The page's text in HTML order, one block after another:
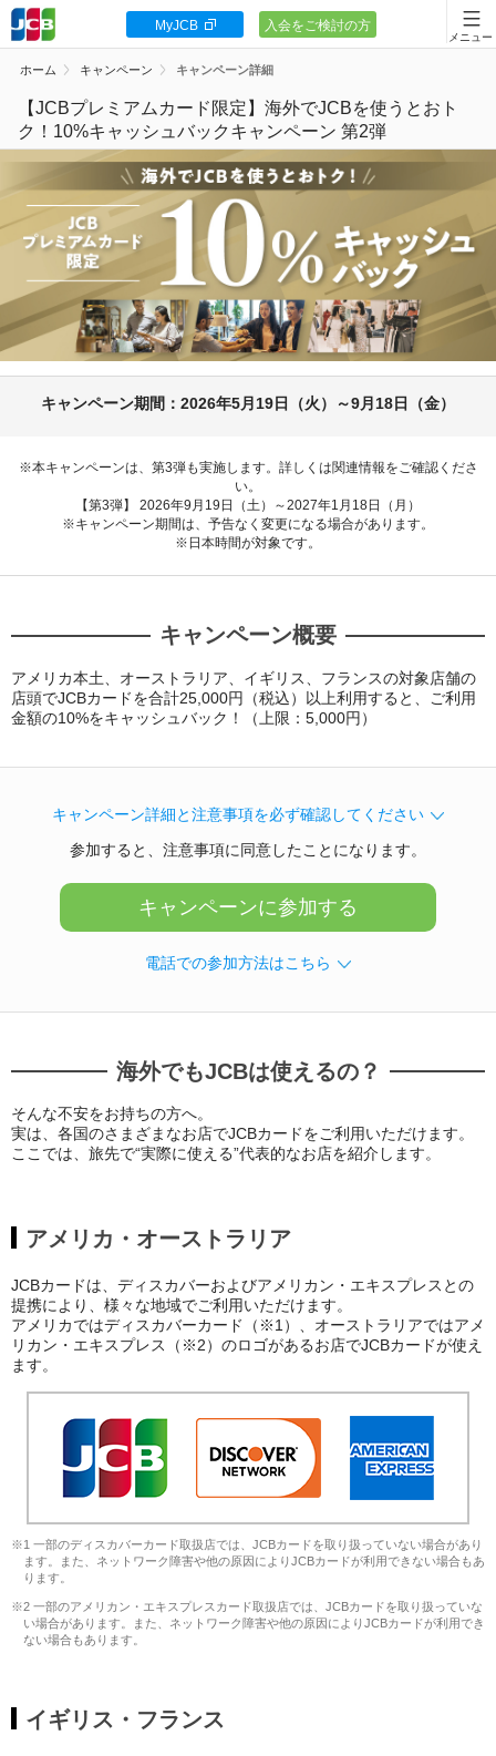
会員向け情報
JCBカードの基本
キャンペーン
ポイント・優待
安全・安心
お客様サポート
ギフトカードなど
入会をご検討の方
MyJCB
ホーム キャンペーン キャンペーン詳細
【JCBプレミアムカード限定】海外でJCBを使うとおト
ク！10%キャッシュバックキャンペーン 第2弾
キャンペーン期間：2026年5月19日（火）～9月18日（金）
※本キャンペーンは、第3弾も実施します。詳しくは関連情報をご確認くださ
い。
【第3弾】 2026年9月19日（土）～2027年1月18日（月）
※キャンペーン期間は、予告なく変更になる場合があります。
※日本時間が対象です。
キャンペーン概要
アメリカ本土、オーストラリア、イギリス、フランスの対象店舗の
店頭でJCBカードを合計25,000円（税込）以上利用すると、ご利用
金額の10%をキャッシュバック！（上限：5,000円）
キャンペーン詳細と注意事項を必ず確認してください
参加すると、注意事項に同意したことになります。
キャンペーンに参加する
電話での参加方法はこちら
海外でもJCBは使えるの？
そんな不安をお持ちの方へ。
実は、各国のさまざまなお店でJCBカードをご利用いただけます。
ここでは、旅先で“実際に使える”代表的なお店を紹介します。
アメリカ・オーストラリア
JCBカードは、ディスカバーおよびアメリカン・エキスプレスとの
提携により、様々な地域でご利用いただけます。
アメリカではディスカバーカード（※1）、オーストラリアではアメ
リカン・エキスプレス（※2）のロゴがあるお店でJCBカードが使え
ます。
※1 一部のディスカバーカード取扱店では、JCBカードを取り扱っていない場合があり
ます。また、ネットワーク障害や他の原因によりJCBカードが利用できない場合もあ
ります。
※2 一部のアメリカン・エキスプレスカード取扱店では、JCBカードを取り扱っていな
い場合があります。また、ネットワーク障害や他の原因によりJCBカードが利用でき
ない場合もあります。
イギリス・フランス